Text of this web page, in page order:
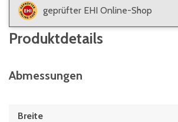
geprüfter EHI Online-Shop
Produktdetails
Abmessungen
Breite